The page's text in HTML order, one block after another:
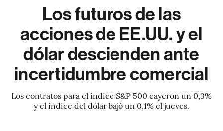
Los futuros de las
acciones de EE.UU. y el
dólar descienden ante
incertidumbre comercial
Los contratos para el índice S&P 500 cayeron un 0,3%
y el índice del dólar bajó un 0,1% el jueves.